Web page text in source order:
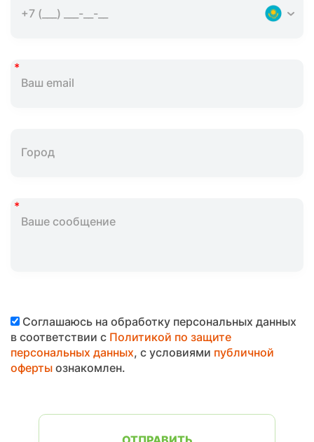
Соглашаюсь на обработку персональных данных
в соответствии с Политикой по защите
персональных данных, с условиями публичной
офертыознакомлен.